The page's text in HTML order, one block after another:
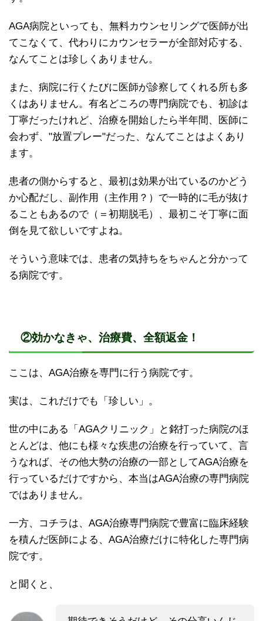
AGA病院といっても、無料カウンセリングで医師が出
てこなくて、代わりにカウンセラーが全部対応する、
なんてことは珍しくありません。
また、病院に行くたびに医師が診察してくれる所も多
くはありません。有名どころの専門病院でも、初診は
丁寧だったけれど、治療を開始したら半年間、医師に
会わず、"放置プレー"だった、なんてことはよくあり
ます。
患者の側からすると、最初は効果が出ているのかどう
か心配だし、副作用（主作用？）で一時的に毛が抜け
ることもあるので（＝初期脱毛）、最初こそ丁寧に面
倒を見て欲しいですよね。
そういう意味では、患者の気持ちをちゃんと分かって
る病院です。
②効かなきゃ、治療費、全額返金！
ここは、AGA治療を専門に行う病院です。
実は、これだけでも「珍しい」。
世の中にある「AGAクリニック」と銘打った病院のほ
とんどは、他にも様々な疾患の治療を行っていて、言
うなれば、その他大勢の治療の一部としてAGA治療を
行っているだけですから、本当はAGA治療の専門病院
ではありません。
一方、コチラは、AGA治療専門病院で豊富に臨床経験
を積んだ医師による、AGA治療だけに特化した専門病
院です。
と聞くと、